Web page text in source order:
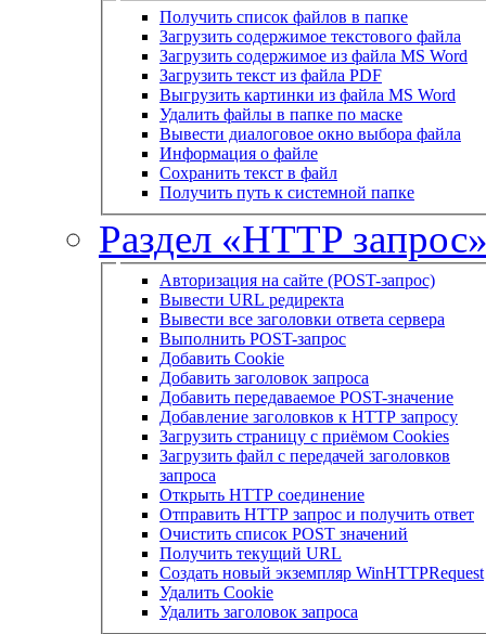
Получить список файлов в папке
Загрузить содержимое текстового файла
Загрузить содержимое из файла MS Word
Загрузить текст из файла PDF
Выгрузить картинки из файла MS Word
Удалить файлы в папке по маске
Вывести диалоговое окно выбора файла
Информация о файле
Сохранить текст в файл
Получить путь к системной папке
Раздел «HTTP
Авторизация на сайте (POST-запрос)
Вывести URL редиректа
Вывести все заголовки ответа сервера
Выполнить POST-запрос
Добавить Cookie
Добавить заголовок запроса
Добавить передаваемое POST-значение
Добавление заголовков к HTTP запросу
Загрузить страницу с приёмом Cookies
Загрузить файл с передачей заголовков
запроса
Открыть HTTP соединение
Отправить HTTP запрос и получить ответ
Очистить список POST значений
Получить текущий URL
Создать новый экземпляр WinHTTPRequest
Удалить Cookie
Удалить заголовок запроса